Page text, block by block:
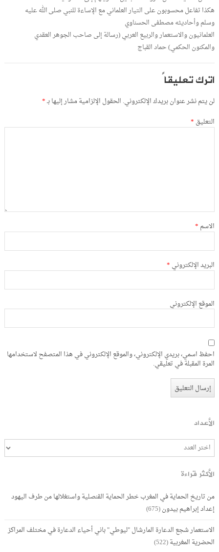
هكذا تفاعل محسوبون على التيار العلماني مع الإساءة للنبي صلى الله عليه
وسلم وأحاديثه مصطفى الحسناوي
العلمانيون والاستعمار والربيع العربي (رسالة إلى صاحب الجوهر العقدي
والمكنون الحكمي) حماد القباج
اترك تعليقاً
لن يتم نشر عنوان بريدك الإلكتروني. الحقول الإلزامية مشار إليها بـ*
التعليق *
الاسم *
البريد الإلكتروني *
الموقع الإلكتروني
احفظ اسمي، بريدي الإلكتروني، والموقع الإلكتروني في هذا المتصفح لاستخدامها
المرة المقبلة في تعليقي.
الأعداد
الأكثر قراءة
من تاريخ الحماية في المغرب خطر الحماية القنصلية واستغلالها من طرف اليهود
إعداد إبراهيم بيدون(675)
الاستعمار شجع الدعارة المارشال "ليوطي" باني أحياء الدعارة في مختلف المراكز
الحضرية المغربية(522)